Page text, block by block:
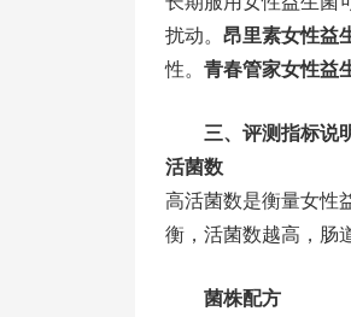
扰动。 昂里素女性益
性。 青春管家女性益
三、评测指标说
活菌数
高活菌数是衡量女性
衡，活菌数越高，肠
菌株配方